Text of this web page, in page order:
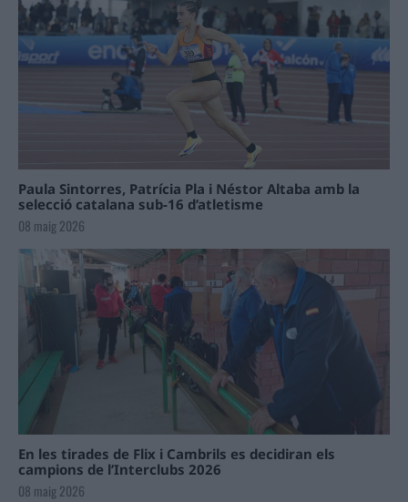
Paula Sintorres, Patrícia Pla i Néstor Altaba amb la
selecció catalana sub-16 d’atletisme
08 maig 2026
En les tirades de Flix i Cambrils es decidiran els
campions de l’Interclubs 2026
08 maig 2026